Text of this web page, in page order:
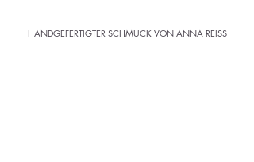
HANDGEFERTIGTER SCHMUCK VON ANNA REISS